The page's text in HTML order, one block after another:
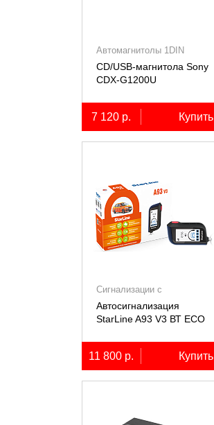
Автомагнитолы 1DIN
CD/USB-магнитола Sony
СDX-G1200U
7 120 р. Купить
Сигнализации с
автозапуском
Автосигнализация
StarLine A93 V3 ВТ ECO
11 800 р. Купить